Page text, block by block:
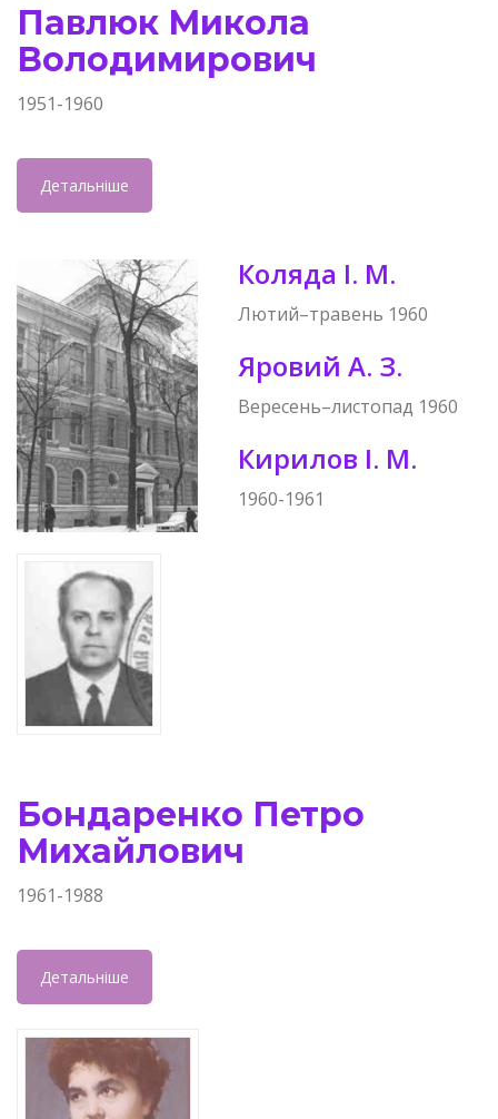
Павлюк Микола
Володимирович
1951-1960
Детальніше
Коляда І. М.
Лютий–травень 1960
Яровий А. З.
Вересень–листопад 1960
Кирилов І. М.
1960-1961
Бондаренко Петро
Михайлович
1961-1988
Детальніше